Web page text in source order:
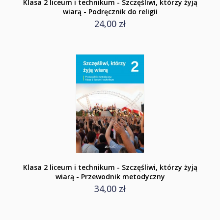
Klasa 2 liceum i technikum - Szczęśliwi, którzy żyją
wiarą - Podręcznik do religii
24,00 zł
Klasa 2 liceum i technikum - Szczęśliwi, którzy żyją
wiarą - Przewodnik metodyczny
34,00 zł